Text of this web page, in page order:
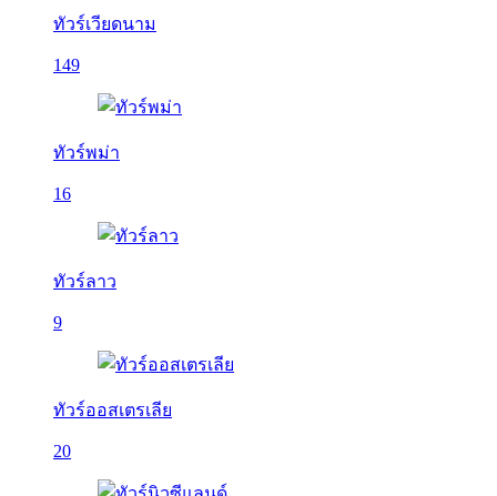
ทัวร์เวียดนาม
149
ทัวร์พม่า
16
ทัวร์ลาว
9
ทัวร์ออสเตรเลีย
20